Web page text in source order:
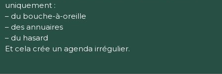
uniquement :
– du bouche-à-oreille
– des annuaires
– du hasard
Et cela crée un agenda irrégulier.